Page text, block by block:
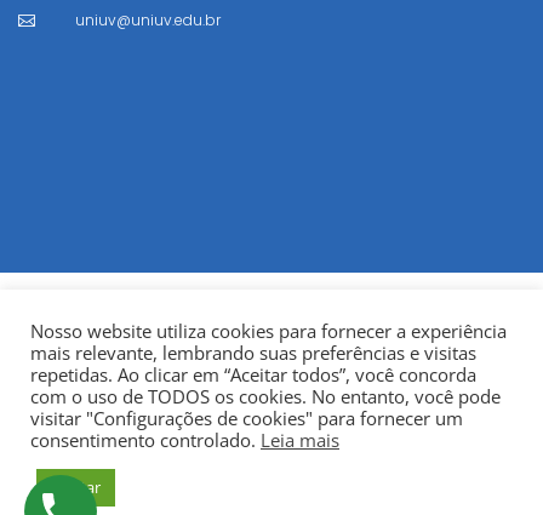
 uniuv@uniuv.edu.br
© Copyright 2022Fundação Municipal Centro Universitário
da Cidade de União da Vitória – UNIUV
Nosso website utiliza cookies para fornecer a experiência
mais relevante, lembrando suas preferências e visitas
repetidas. Ao clicar em “Aceitar todos”, você concorda
com o uso de TODOS os cookies. No entanto, você pode
visitar "Configurações de cookies" para fornecer um
consentimento controlado. Leia mais
Aceitar